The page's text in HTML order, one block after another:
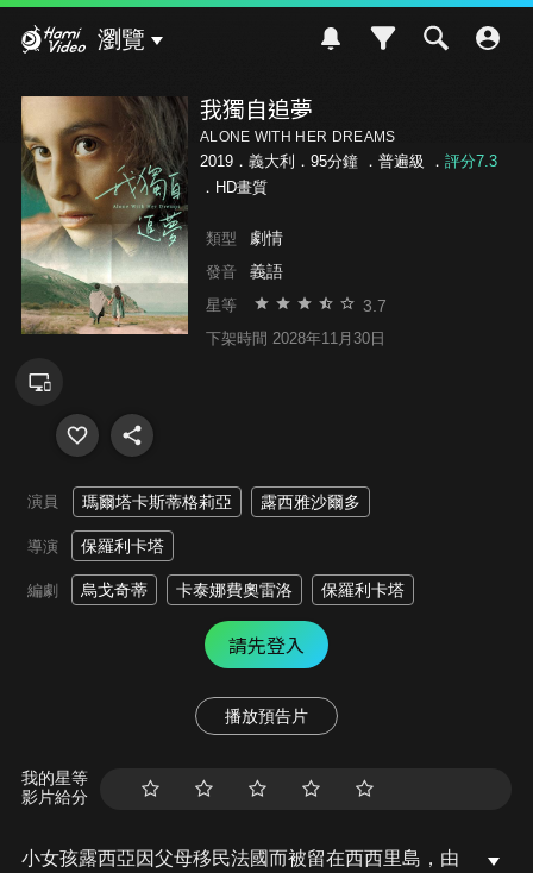
瀏覽
我獨自追夢
ALONE WITH HER DREAMS
2019．義大利．95分鐘 ． 普遍級 ． 評分7.3
．HD畫質
類型 劇情
發音 義語
星等 3.7
下架時間 2028年11月30日
演員 瑪爾塔卡斯蒂格莉亞 露西雅沙爾多
導演 保羅利卡塔
編劇 烏戈奇蒂 卡泰娜費奧雷洛 保羅利卡塔
請先登入
播放預告片
我的星等
影片給分
小女孩露西亞因父母移民法國而被留在西西里島，由